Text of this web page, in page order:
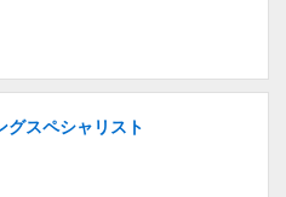
グスペシャリスト